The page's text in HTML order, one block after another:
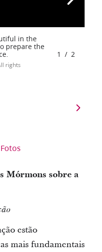
in the
prepare the
rights
1 / 2
Mórmons sobre a
estão
mais fundamentais